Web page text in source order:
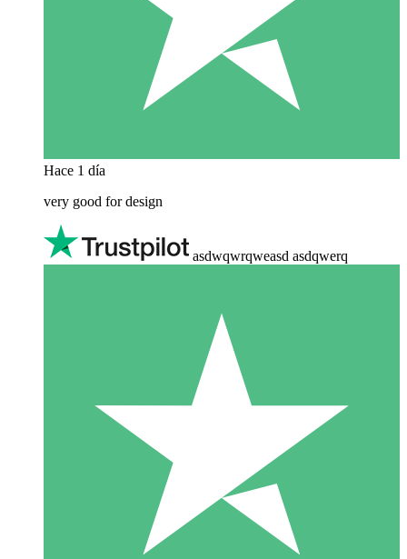
Hace 1 día
very good for design
asdwqwrqweasd asdqwerq